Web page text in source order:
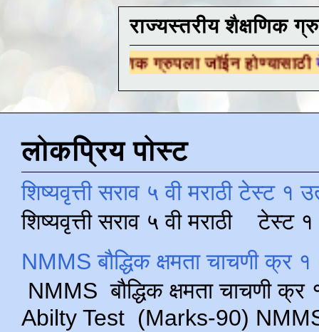
राज्यस्तरीय शैक्षणिक
शैक्षणिक ग्रुपला जॉईन होण्यासाठीयेथे क्लिक
लोकप्रिय पोस्ट
शिष्यवृत्ती सराव ५ वी मराठी टेस्ट १
शिष्यवृत्ती सराव ५ वी मराठी टेस्ट
NMMS बौद्धिक क्षमता चाचणी क्र
NMMS बौद्धिक क्षमता चाचणी
Abilty Test (Marks-90) NMMS